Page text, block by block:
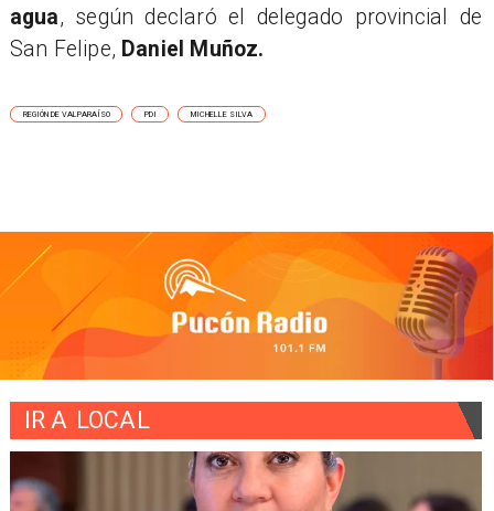
agua, según declaró el delegado provincial de
San Felipe, Daniel Muñoz.
REGIÓN DE VALPARAÍSO PDI MICHELLE SILVA
IR A LOCAL